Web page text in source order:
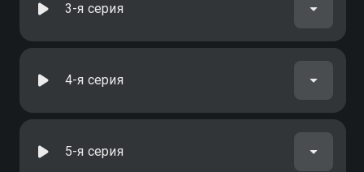
3-я серия
4-я серия
5-я серия